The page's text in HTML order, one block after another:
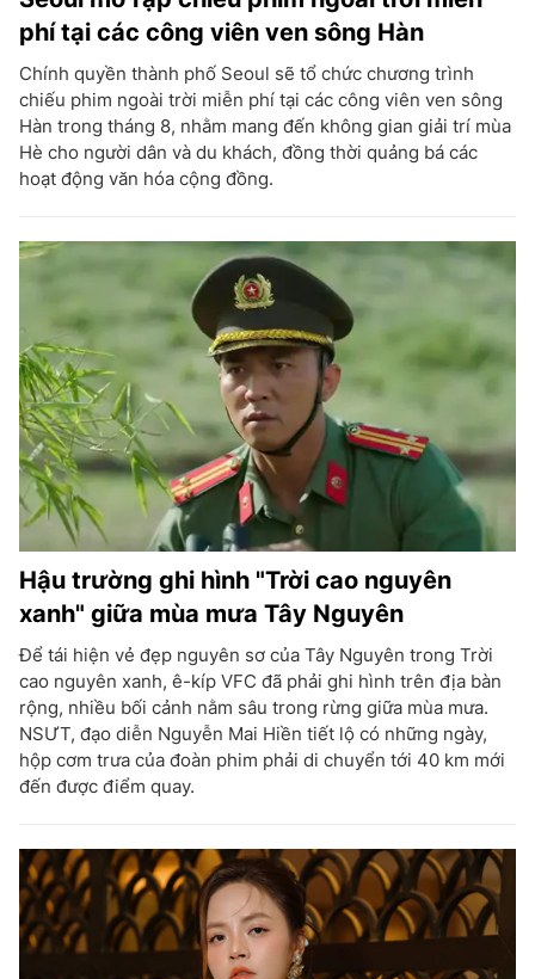
phí tại các công viên ven sông Hàn
Chính quyền thành phố Seoul sẽ tổ chức chương trình
chiếu phim ngoài trời miễn phí tại các công viên ven sông
Hàn trong tháng 8, nhằm mang đến không gian giải trí mùa
Hè cho người dân và du khách, đồng thời quảng bá các
hoạt động văn hóa cộng đồng.
Hậu trường ghi hình "Trời cao nguyên
xanh" giữa mùa mưa Tây Nguyên
Để tái hiện vẻ đẹp nguyên sơ của Tây Nguyên trong Trời
cao nguyên xanh, ê-kíp VFC đã phải ghi hình trên địa bàn
rộng, nhiều bối cảnh nằm sâu trong rừng giữa mùa mưa.
NSƯT, đạo diễn Nguyễn Mai Hiền tiết lộ có những ngày,
hộp cơm trưa của đoàn phim phải di chuyển tới 40 km mới
đến được điểm quay.